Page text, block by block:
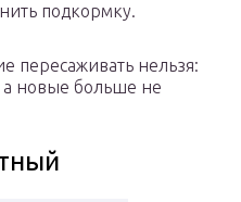
подкормку.
пересаживать нельзя:
новые больше не